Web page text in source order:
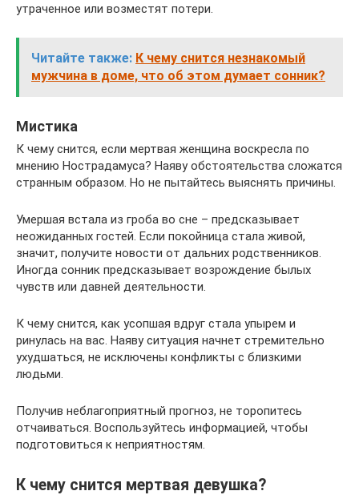
утраченное или возместят потери.
Читайте также: К чему снится незнакомый
мужчина в доме, что об этом думает сонник?
Мистика
К чему снится, если мертвая женщина воскресла по
мнению Нострадамуса? Наяву обстоятельства сложатся
странным образом. Но не пытайтесь выяснять причины.
Умершая встала из гроба во сне – предсказывает
неожиданных гостей. Если покойница стала живой,
значит, получите новости от дальних родственников.
Иногда сонник предсказывает возрождение былых
чувств или давней деятельности.
К чему снится, как усопшая вдруг стала упырем и
ринулась на вас. Наяву ситуация начнет стремительно
ухудшаться, не исключены конфликты с близкими
людьми.
Получив неблагоприятный прогноз, не торопитесь
отчаиваться. Воспользуйтесь информацией, чтобы
подготовиться к неприятностям.
К чему снится мертвая девушка?